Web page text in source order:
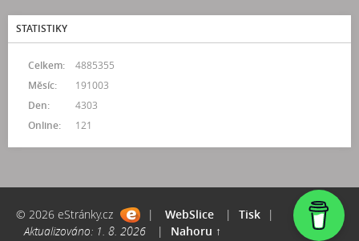
STATISTIKY
Online: 121
Celkem:
4885355
Měsíc:
191003
Den:
4303
© 2026 eStránky.cz | WebSlice | Tisk
|
Aktualizováno: 1. 8. 2026
| Nahoru ↑